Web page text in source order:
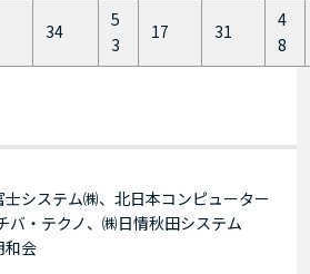
34
5
3
17 31
4
8
システム㈱、北日本コンピューター
バ・テクノ、㈱日情秋田システム
会